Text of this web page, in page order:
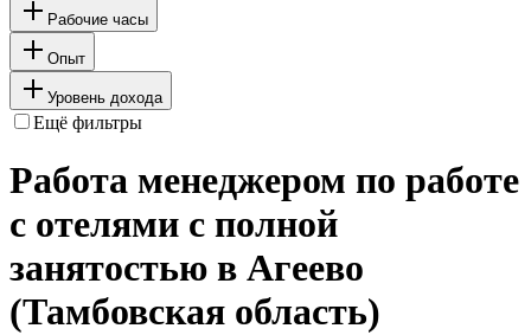
Рабочие часы
Опыт
Уровень дохода
Ещё фильтры
Работа менеджером по работе
с отелями с полной
занятостью в Агеево
(Тамбовская область)